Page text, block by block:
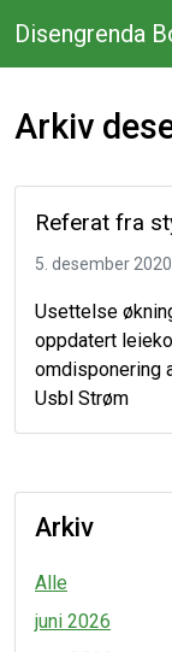
Disengrenda
Arkiv
Referat fra
5. desember 2020
Usettelse
oppdatert
omdisponering
Usbl Strøm
Arkiv
Alle
juni 2026